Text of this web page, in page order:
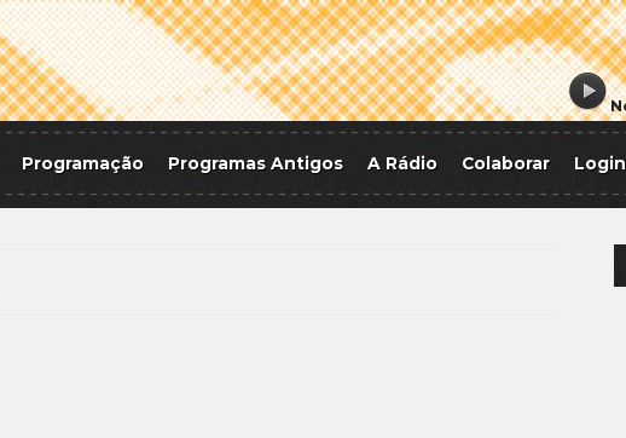
Programação Programas Antigos A Rádio Colaborar Login